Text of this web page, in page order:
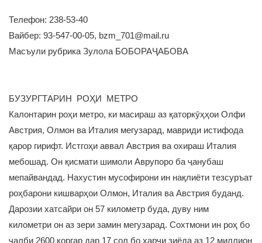
Телефон: 238-53-40
Вайбер: 93-547-00-05, bzm_701@mail.ru
Масъули рубрика Зулола БОБОРАҶАБОВА
БУЗУРГТАРИН РОҲИ МЕТРО
Калонтарин роҳи метро, ки масираш аз қаторкӯҳҳои Олфи
Австрия, Олмон ва Италия мегузарад, мавриди истифода
қарор гирифт. Истгоҳи аввал Австрия ва охираш Италия
мебошад. Он қисмати шимоли Аврупоро ба ҷанубаш
мепайвандад. Нахустин мусофирони ин нақлиёти тезсуръат
роҳбарони кишварҳои Олмон, Италия ва Австрия буданд.
Дарозии хатсайри он 57 километр буда, дуву ним
километри он аз зери замин мегузарад. Сохтмони ин роҳ бо
ҷалби 2600 коргар дар 17 сол бо харҷи зиёда аз 12 миллион